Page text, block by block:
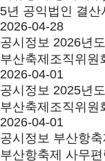
5년 공익법인 결산
2026-04-28
공시정보 2026년
부산축제조직위원
2026-04-01
공시정보 2025년
부산축제조직위원
2026-04-01
공시정보 부산항
부산항축제 사무